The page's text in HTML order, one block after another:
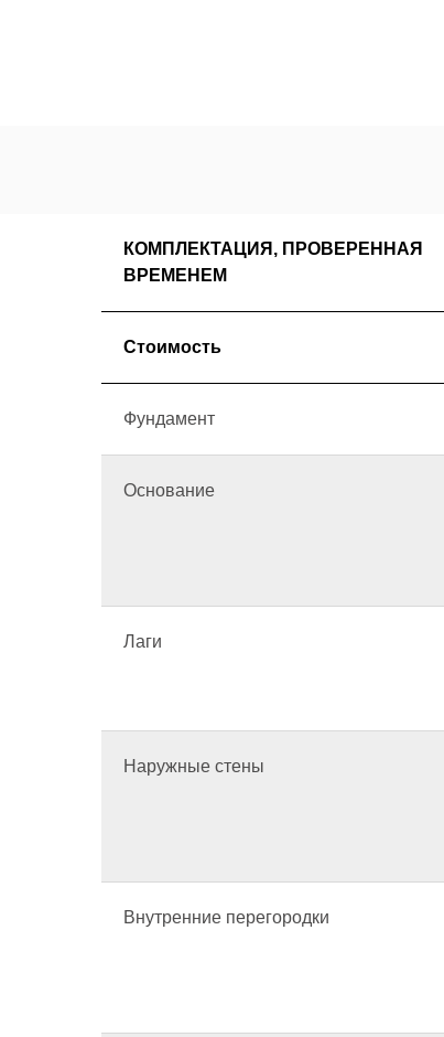
КОМПЛЕКТАЦИЯ, ПРОВЕРЕННАЯ
ВРЕМЕНЕМ
Стоимость
Фундамент
Основание
Лаги
Наружные стены
Внутренние перегородки